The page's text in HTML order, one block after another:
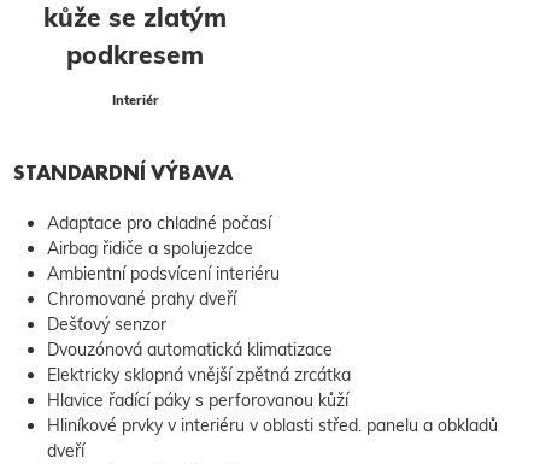
kůže se zlatým
podkresem
Interiér
STANDARDNÍ VÝBAVA
Adaptace pro chladné počasí
Airbag řidiče a spolujezdce
Ambientní podsvícení interiéru
Chromované prahy dveří
Dešťový senzor
Dvouzónová automatická klimatizace
Elektricky sklopná vnější zpětná zrcátka
Hlavice řadící páky s perforovanou kůží
Hliníkové prvky v interiéru v oblasti střed. panelu a obkladů
dveří